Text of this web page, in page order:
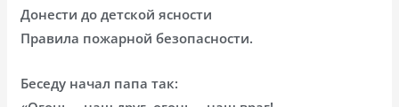
Донести до детской ясности
Правила пожарной безопасности.
Беседу начал папа так: